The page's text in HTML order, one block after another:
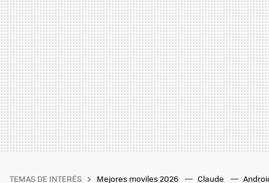
TEMAS DE INTERÉS Mejores moviles 2026 Claude